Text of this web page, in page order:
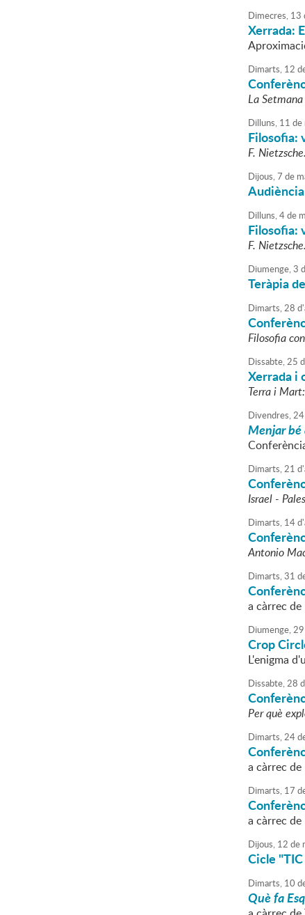
Dimecres, 13
Xerrada:
Dimarts, 12
La
Dilluns, 11 de
Filosofia:
F.
Dijous,7 de
Dilluns,4de
Filosofia:
F.
Diumenge,3
Teràpia
Dimarts,28 d'
Filosofia
Dissabte,25
Xerrada i
Terra i
Divendres,24
Menjar bé
Dimarts,21 d'
Israel -
Dimarts, 14d'
Antonio
Dimarts,31
a càrrec
Diumenge,29
Crop
L'enigma
Dissabte,28
Per què
Dimarts,24
a càrrec
Dimarts, 17
a càrrec de
Dijous, 12 de
Cicle
Dimarts, 10
Què fa